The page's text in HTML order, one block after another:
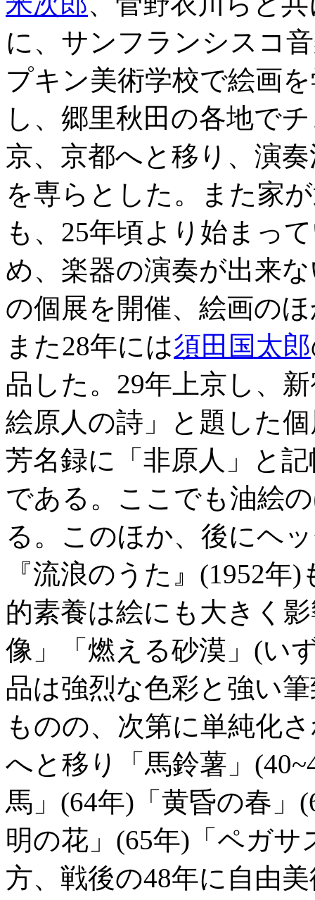
に、サンフランシスコ
プキン美術学校で絵画
し、郷里秋田の各地で
京、京都へと移り、演
を専らとした。また家
も、25年頃より始まっ
め、楽器の演奏が出来
の個展を開催、絵画の
また28年には須田国太郎
品した。29年上京し、
絵原人の詩」と題した
芳名録に「非原人」と
である。ここでも油絵
る。このほか、後にヘ
『流浪のうた』(1952
的素養は絵にも大きく
像」「燃える砂漠」(い
品は強烈な色彩と強い
ものの、次第に単純化
へと移り「馬鈴薯」
馬」(64年)「黄昏の春」
明の花」(65年)「ペガ
方、戦後の48年に自由